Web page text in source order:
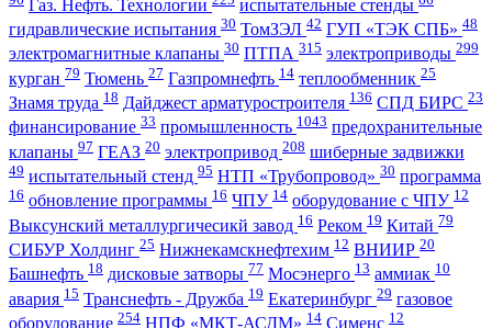
Газ. Нефть. Технологии испытательные стенды
гидравлические испытания 30 ТомЗЭЛ 42 ГУП «ТЭК СПБ» 48
электромагнитные клапаны 30 ПТПА 315 электроприводы 299
курган 79 Тюмень 27 Газпромнефть 14 теплообменник 25
Знамя труда 18 Дайджест арматуростроителя 136 СПД БИРС 23
финансирование 33 промышленность 1043 предохранительные
клапаны 97 ГЕАЗ 20 электропривод 208 шиберные задвижки
49 испытательный стенд 95 НТП «Трубопровод» 30 программа
16 обновление программы 16 ЧПУ 14 оборудование с ЧПУ 12
Выксунский металлургичесикй завод 16 Реком 19 Китай 79
СИБУР Холдинг 25 Нижнекамскнефтехим 12 ВНИИР 20
Башнефть 18 дисковые затворы 77 Мосэнерго 13 аммиак 10
авария 15 Транснефть - Дружба 19 Екатеринбург 29 газовое
оборудование 254 НПФ «МКТ-АСДМ» 14 Сименс 12